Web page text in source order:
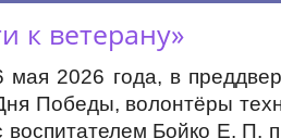
к ветерану»
мая 2026 года, в
Победы, волонтёры
воспитателем Бойко Е. П.